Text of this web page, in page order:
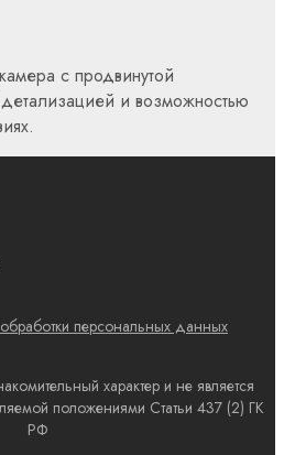
с продвинутой
и возможностью
персональных данных
характер и не является
положениями Статьи 437 (2) ГК
РФ